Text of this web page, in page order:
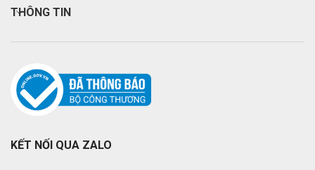
THÔNG TIN
KẾT NỐI QUA ZALO